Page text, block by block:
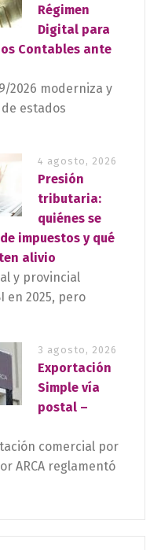
Régimen
Digital para
Contables ante
2026 moderniza y
estados
4 agosto, 2026
Presión
tributaria:
quiénes se
impuestos y qué
alivio
y provincial
en 2025, pero
3 agosto, 2026
Exportación
Simple vía
postal –
comercial por
ARCA reglamentó